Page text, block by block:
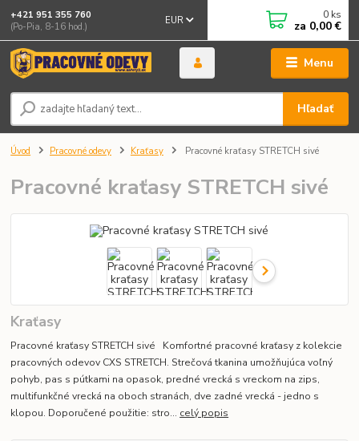
Menu
EUR
Hľadať
+421 951 355 760
(Po-Pia, 8-16 hod.)
0 ks
za 0,00 €
Úvod Pracovné odevy Kraťasy Pracovné kraťasy STRETCH sivé
Pracovné kraťasy STRETCH sivé
Kraťasy
Pracovné kraťasy STRETCH sivé Komfortné pracovné kraťasy z kolekcie
pracovných odevov CXS STRETCH. Strečová tkanina umožňujúca voľný
pohyb, pas s pútkami na opasok, predné vrecká s vreckom na zips,
multifunkčné vrecká na oboch stranách, dve zadné vrecká - jedno s
klopou. Doporučené použitie: stro... celý popis